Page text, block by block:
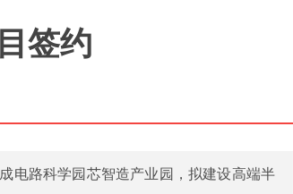
签约
电路科学园芯智造产业园，拟建设高端半